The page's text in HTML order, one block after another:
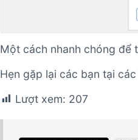
Một cách nhanh chóng để
Hẹn gặp lại các bạn tại
Lượt xem: 207